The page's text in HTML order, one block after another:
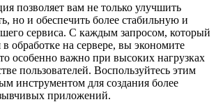
позволяет вам не только улучшить
но и обеспечить более стабильную и
сервиса. С каждым запросом, который
в обработке на сервере, вы экономите
особенно важно при высоких нагрузках
пользователей. Воспользуйтесь этим
инструментом для создания более
приложений.